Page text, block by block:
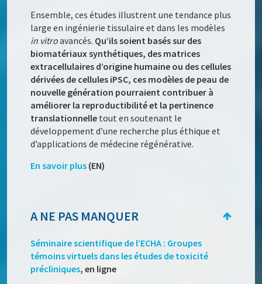
Ensemble, ces études illustrent une tendance plus
large en ingénierie tissulaire et dans les modèles
in vitroavancés. Qu’ils soient basés sur des
biomatériaux synthétiques, des matrices
extracellulaires d’origine humaine ou des cellules
dérivées de cellules iPSC, ces modèles de peau de
nouvelle génération pourraient contribuer à
améliorer la reproductibilité et la pertinence
translationnelle tout en soutenant le
développement d’une recherche plus éthique et
d’applications de médecine régénérative.
En savoir plus (EN)
A NE PAS MANQUER
Séminaire scientifique de l’ECHA : Groupes
témoins virtuels dans les études de toxicité
précliniques, en ligne